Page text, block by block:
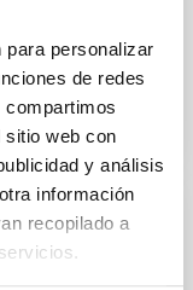
personalizar
de redes
sitio web con
y análisis
información
recopilado a
- 11:21:28